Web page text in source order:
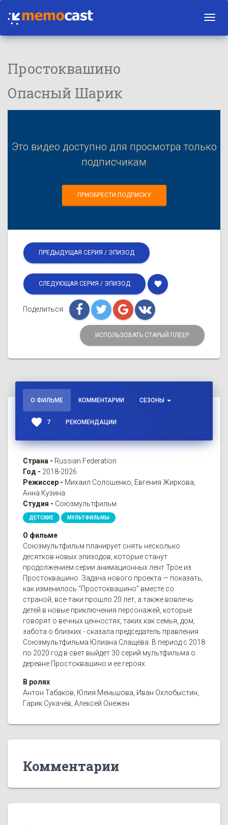
Простоквашино
Опасный Шарик
Это видео доступно для просмотра только
подписчикам
ПРИОБРЕСТИ ПОДПИСКУ
ПРЕДЫДУЩАЯ СЕРИЯ / ЭПИЗОД
СЛЕДУЮЩАЯ СЕРИЯ / ЭПИЗОД favorite
Поделиться
ИСПОЛЬЗОВАТЬ СТАРЫЙ ПЛЕЕР
О ФИЛЬМЕ КОММЕНТАРИИ СЕЗОНЫ
favorite 7 РЕКОМЕНДАЦИИ
Страна - Russian Federation
Год - 2018-2026
Режиссер - Михаил Солошенко, Евгения Жиркова,
Анна Кузина
Студия - Союзмультфильм
ДЕТСКИЕ МУЛЬТФИЛЬМЫ
О фильме
Союзмультфильм планирует снять несколько
десятков новых эпизодов, которые станут
продолжением серии анимационных лент Трое из
Простоквашино. Задача нового проекта — показать,
как изменилось "Простоквашино" вместе со
страной, все-таки прошло 20 лет, а также вовлечь
детей в новые приключения персонажей, которые
говорят о вечных ценностях, таких как семья, дом,
забота о близких - сказала председатель правления
Союзмультфильма Юлиана Слащева. В период с 2018
по 2020 год в свет выйдет 30 серий мультфильма о
деревне Простоквашино и ее героях.
В ролях
Антон Табаков, Юлия Меньшова, Иван Охлобыстин,
Гарик Сукачёв, Алексей Онежен
Комментарии